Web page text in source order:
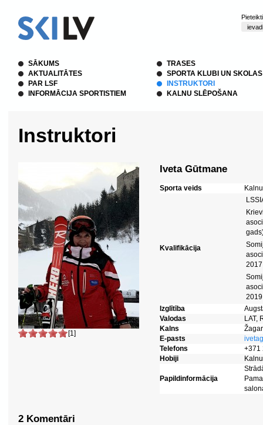
SĀKUMS
AKTUALITĀTES
PAR LSF
INFORMĀCIJA SPORTISTIEM
TRASES
SPORTA KLUBI UN SKOLAS
INSTRUKTORI
KALNU SLĒPOŠANA
Instruktori
[1]
Iveta Gūtmane
Sporta veids
Kvalifikācija
Izglītība
Valodas
LAT,
Kalns
E-pasts
Telefons
+371
Hobiji
Papildinformācija
2 Komentāri